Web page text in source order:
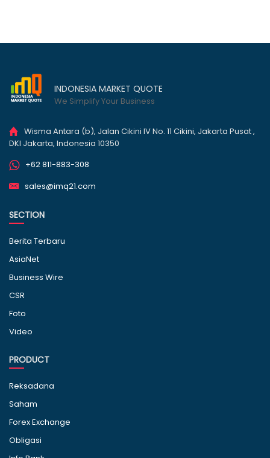
INDONESIA MARKET QUOTE
We Simplify Your Business
Wisma Antara (b), Jalan Cikini IV No. 11 Cikini, Jakarta Pusat ,
DKI Jakarta, Indonesia 10350
+62 811-883-308
sales@imq21.com
SECTION
Berita Terbaru
AsiaNet
Business Wire
CSR
Foto
Video
PRODUCT
Reksadana
Saham
Forex Exchange
Obligasi